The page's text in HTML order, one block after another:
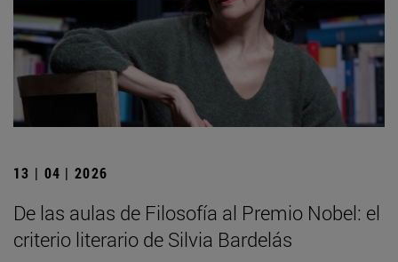
13 | 04 | 2026
De las aulas de Filosofía al Premio Nobel: el
criterio literario de Silvia Bardelás